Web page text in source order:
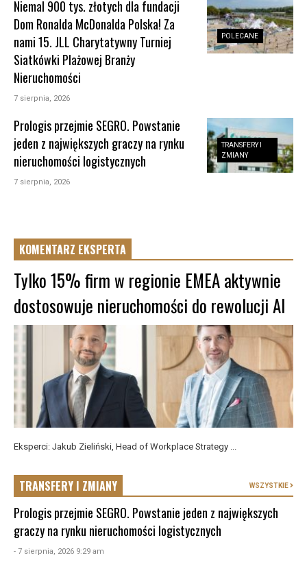
POLECANE
Niemal 900 tys. złotych dla fundacji
Dom Ronalda McDonalda Polska! Za
nami 15. JLL Charytatywny Turniej
Siatkówki Plażowej Branży
Nieruchomości
7 sierpnia, 2026
TRANSFERY I
ZMIANY
Prologis przejmie SEGRO. Powstanie
jeden z największych graczy na rynku
nieruchomości logistycznych
7 sierpnia, 2026
KOMENTARZ EKSPERTA
Tylko 15% firm w regionie EMEA aktywnie
dostosowuje nieruchomości do rewolucji AI
Eksperci: Jakub Zieliński, Head of Workplace Strategy ...
TRANSFERY I ZMIANY WSZYSTKIE
Prologis przejmie SEGRO. Powstanie jeden z największych
graczy na rynku nieruchomości logistycznych
- 7 sierpnia, 2026 9:29 am